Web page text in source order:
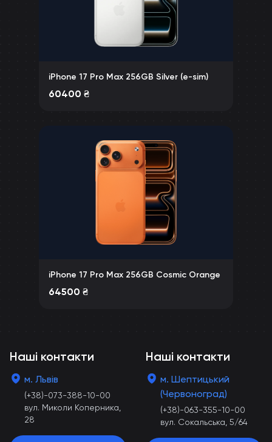
iPhone 17 Pro Max 256GB Silver (e-sim)
60400 ₴
iPhone 17 Pro Max 256GB Cosmic Orange
64500 ₴
Наші контакти
м. Львів
(+38)-073-388-10-00
вул. Миколи Коперника,
28
Наші контакти
м. Шептицький
(Червоноград)
(+38)-063-355-10-00
вул. Сокальська, 5/64